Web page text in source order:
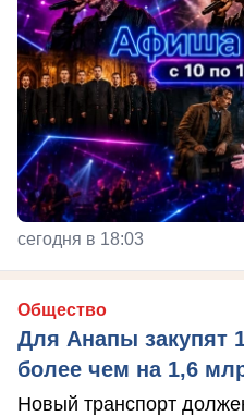
сегодня в 18:03
Общество
Для Анапы закупят
более чем на 1,6
Новый транспорт